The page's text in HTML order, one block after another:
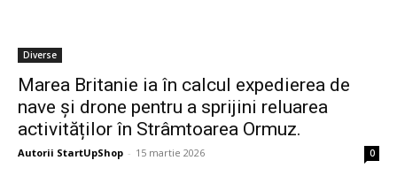
Diverse
Marea Britanie ia în calcul expedierea de
nave și drone pentru a sprijini reluarea
activităților în Strâmtoarea Ormuz.
Autorii StartUpShop - 15 martie 2026 0